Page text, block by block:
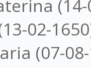
(14-
02-
(07-